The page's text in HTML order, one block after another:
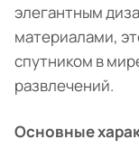
элегантным
материалами,
спутником в
развлечений.
Основные